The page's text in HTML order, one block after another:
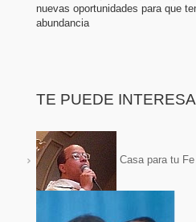
nuevas oportunidades para que
abundancia
TE PUEDE
Casa para tu